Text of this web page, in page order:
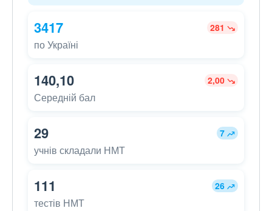
3417 281
по Україні
140,10 2,00
Середній бал
29 7
учнів складали НМТ
111 26
тестів НМТ